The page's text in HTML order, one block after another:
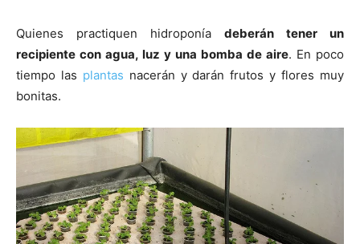
Quienes practiquen hidroponía deberán tener un
recipiente con agua, luz y una bomba de aire. En poco
tiempo las plantas nacerán y darán frutos y flores muy
bonitas.